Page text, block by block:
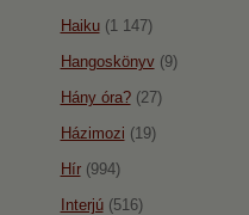
Haiku(1 147)
Hangoskönyv(9)
Hány óra?(27)
Házimozi (19)
Hír(994)
Interjú(516)